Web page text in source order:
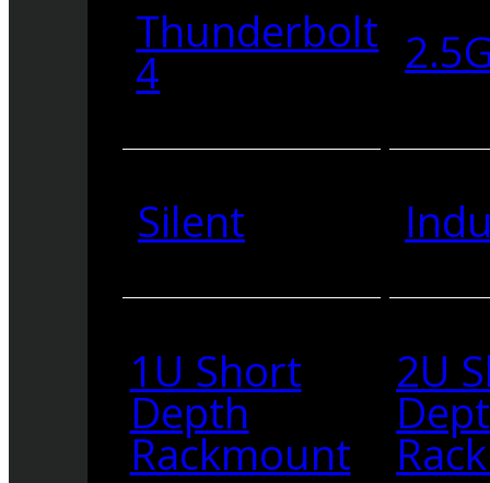
Thunderbolt
4
Silent
1U Short
Depth
Rackmount
2U